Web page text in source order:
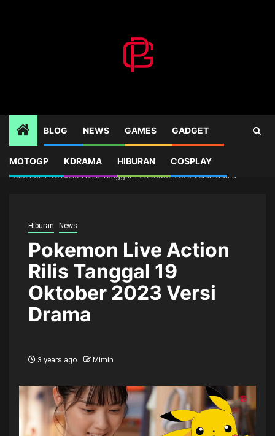
BLOG NEWS GAMES GADGET
MOTOGP KDRAMA HIBURAN COSPLAY
Home
News
Pokemon Live Action Rilis Tanggal 19 Oktober 2023 Versi Drama
Hiburan News
Pokemon Live Action
Rilis Tanggal 19
Oktober 2023 Versi
Drama
3 years ago Mimin